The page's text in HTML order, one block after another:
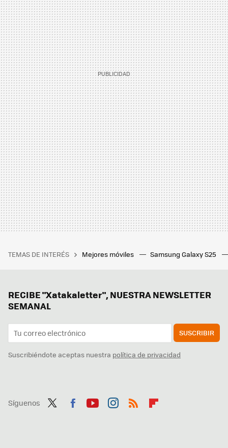
TEMAS DE INTERÉS Mejores móviles Samsung Galaxy S25
RECIBE "Xatakaletter", NUESTRA NEWSLETTER
SEMANAL
SUSCRIBIR
Suscribiéndote aceptas nuestra política de privacidad
Síguenos